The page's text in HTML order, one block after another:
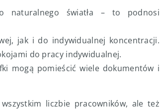
naturalnego światła – to podnosi
jak i do indywidualnej koncentracji.
do pracy indywidualnej.
mogą pomieścić wiele dokumentów i
liczbie pracowników, ale też